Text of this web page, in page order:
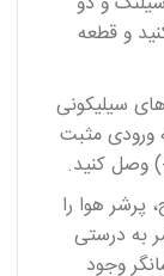
و قطعه
سیلیکونی
ورودی مثبت
وصل کنید.
پرشر هوا را
به درستی
وجود